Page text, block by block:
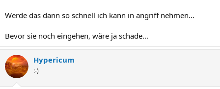
Werde das dann so schnell ich kann in angriff nehmen...
Bevor sie noch eingehen, wäre ja schade...
Hypericum
:-)